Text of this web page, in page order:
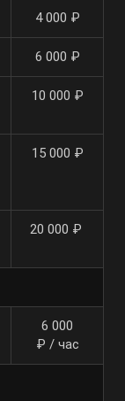
4 000 ₽
6 000 ₽
10 000 ₽
15 000 ₽
20 000 ₽
6 000
₽ / час